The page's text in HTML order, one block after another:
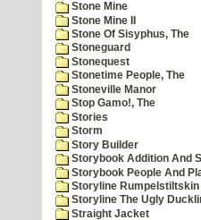
Stone Mine
Stone Mine II
Stone Of Sisyphus, The
Stoneguard
Stonequest
Stonetime People, The
Stoneville Manor
Stop Gamo!, The
Stories
Storm
Story Builder
Storybook Addition And
Storybook People And
Storyline Rumpelstiltskin
Storyline The Ugly
Straight Jacket